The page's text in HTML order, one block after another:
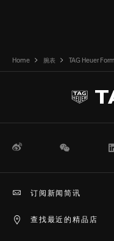
Home 腕表 TAG Heuer
微博 WeChat
查找最近的精品店
订阅新闻简讯